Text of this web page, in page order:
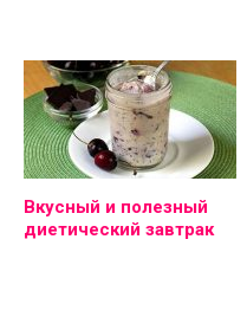
Вкусный и полезный
диетический завтрак